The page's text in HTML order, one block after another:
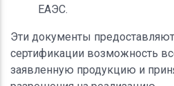
ЕАЭС.
Эти документы
сертификации возможность
заявленную продукцию и